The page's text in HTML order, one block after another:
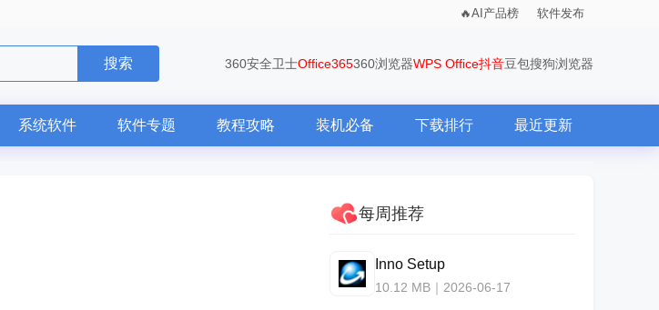
AI产品榜 软件发布
搜索 360安全卫士Office365360浏览器WPS Office抖音豆包搜狗浏览器
系统软件 软件专题 教程攻略 装机必备 下载排行 最近更新
每周推荐
Inno Setup
10.12 MB｜2026-06-17